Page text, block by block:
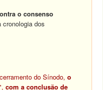
o consenso
cronologia dos
do Sínodo,o
com a conclusão de